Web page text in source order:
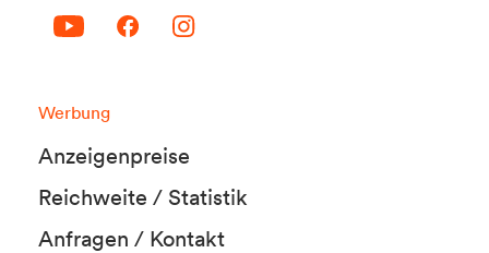
Werbung
Anzeigenpreise
Reichweite / Statistik
Anfragen / Kontakt